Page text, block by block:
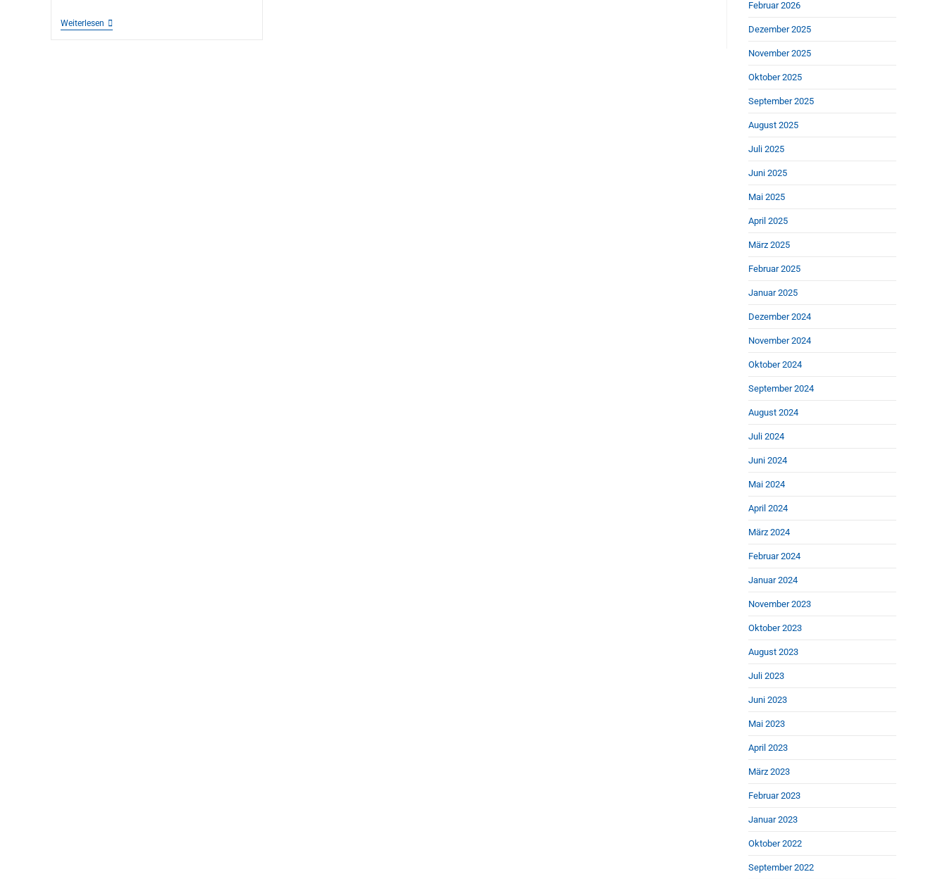
Weiterlesen
Februar 2026
Dezember 2025
November 2025
Oktober 2025
September 2025
August 2025
Juli 2025
Juni 2025
Mai 2025
April 2025
März 2025
Februar 2025
Januar 2025
Dezember 2024
November 2024
Oktober 2024
September 2024
August 2024
Juli 2024
Juni 2024
Mai 2024
April 2024
März 2024
Februar 2024
Januar 2024
November 2023
Oktober 2023
August 2023
Juli 2023
Juni 2023
Mai 2023
April 2023
März 2023
Februar 2023
Januar 2023
Oktober 2022
September 2022